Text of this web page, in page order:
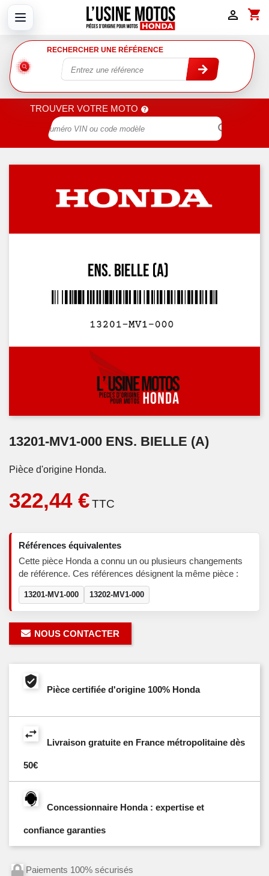
shopping_cart

RECHERCHER UNE RÉFÉRENCE
TROUVER VOTRE MOTO

13201-MV1-000 ENS. BIELLE (A)
Pièce d'origine Honda.
322,44 €TTC
Références équivalentes
Cette pièce Honda a connu un ou plusieurs changements
de référence. Ces références désignent la même pièce :
13201-MV1-000 13202-MV1-000
NOUS CONTACTER
Pièce certifiée d'origine 100% Honda
Livraison gratuite en France métropolitaine dès
50€
Concessionnaire Honda : expertise et
confiance garanties
Paiements 100% sécurisés